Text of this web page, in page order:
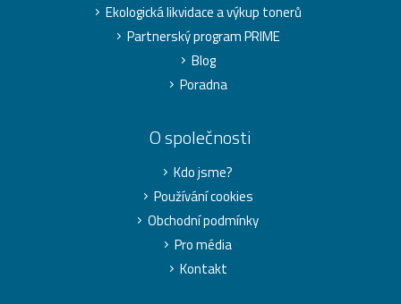
Ekologická likvidace a výkup tonerů
Partnerský program PRIME
Blog
Poradna
O společnosti
Kdo jsme?
Používání cookies
Obchodní podmínky
Pro média
Kontakt